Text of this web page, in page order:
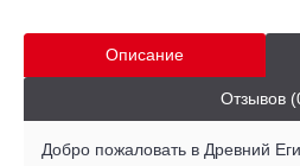
Описание
Отзывов
Добро пожаловать в Древний